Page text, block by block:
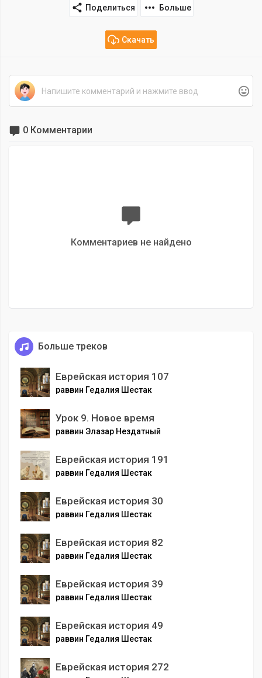
Поделиться Больше
Скачать
0 Комментарии
Комментариев не найдено
Больше треков
Еврейская история 107
раввин Гедалия Шестак
Урок 9. Новое время
раввин Элазар Нездатный
Еврейская история 191
раввин Гедалия Шестак
Еврейская история 30
раввин Гедалия Шестак
Еврейская история 82
раввин Гедалия Шестак
Еврейская история 39
раввин Гедалия Шестак
Еврейская история 49
раввин Гедалия Шестак
Еврейская история 272